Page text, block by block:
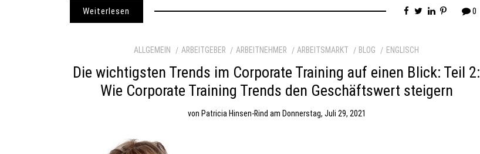
Weiterlesen 0
ALLGEMEIN ARBEITGEBER ARBEITNEHMER ARBEITSMARKT BLOG ENGLISCH
Die wichtigsten Trends im Corporate Training auf einen Blick: Teil 2:
Wie Corporate Training Trends den Geschäftswert steigern
von Patricia Hinsen-Rind am Donnerstag, Juli 29, 2021